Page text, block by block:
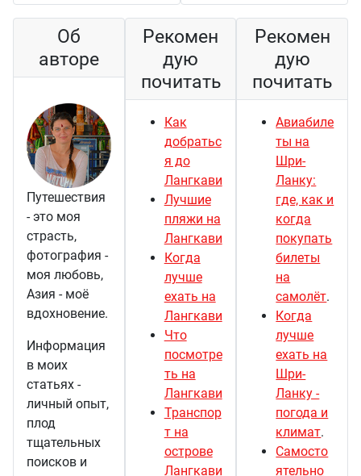
Об
авторе
Путешествия
- это моя
страсть,
фотография -
моя любовь,
Азия - моё
вдохновение.
Информация
в моих
статьях -
личный опыт,
плод
тщательных
поисков и
Рекомен
дую
почитать
Как
добратьс
я до
Лангкави
Лучшие
пляжи на
Лангкави
Когда
лучше
ехать на
Лангкави
Что
посмотре
ть на
Лангкави
Транспор
т на
острове
Лангкави
Рекомен
дую
почитать
Авиабиле
ты на
Шри-
Ланку:
где, как и
когда
покупать
билеты
на
самолёт.
Когда
лучше
ехать на
Шри-
Ланку -
погода и
климат.
Самосто
ятельно